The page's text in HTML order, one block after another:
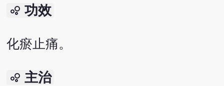
bubble_chart 功效
化瘀止痛。
bubble_chart 主治